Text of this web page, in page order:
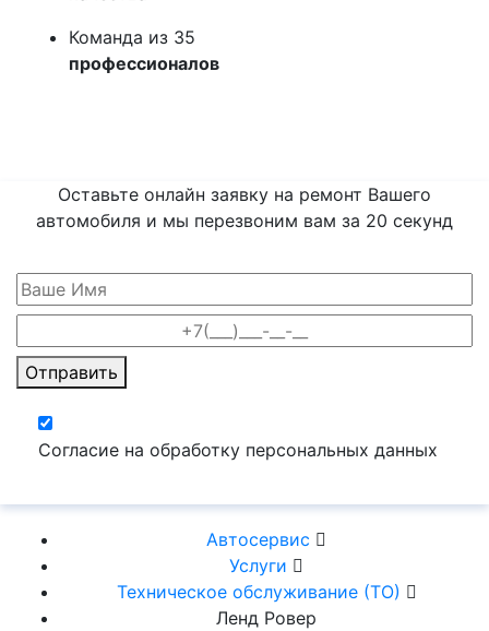
Команда из 35
профессионалов
Оставьте онлайн заявку на ремонт Вашего
автомобиля и мы перезвоним вам за 20 секунд
Отправить
Согласие на обработку персональных данных
Автосервис
Услуги
Техническое обслуживание (ТО)
Ленд Ровер